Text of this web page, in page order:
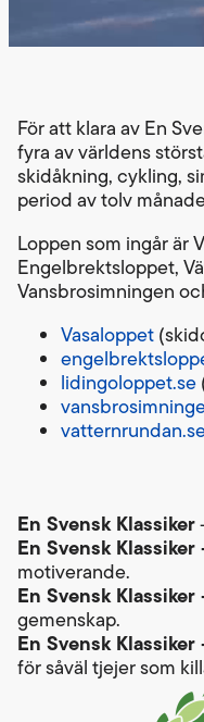
För att klara av En
fyra av världens
skidåkning, cykling,
period av tolv
Loppen som ingår är
Engelbrektsloppet,
Vansbrosimningen
Vasaloppet
lidingoloppet.se
En Svensk Klassiker
En Svensk Klassiker
motiverande.
En Svensk Klassiker
gemenskap.
En Svensk Klassiker
för såväl tjejer som